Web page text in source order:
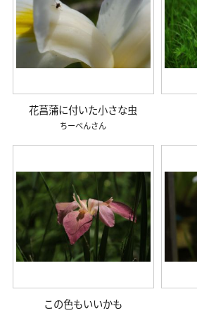
花菖蒲に付いた小さな虫
ちーべん
この色もいいかも